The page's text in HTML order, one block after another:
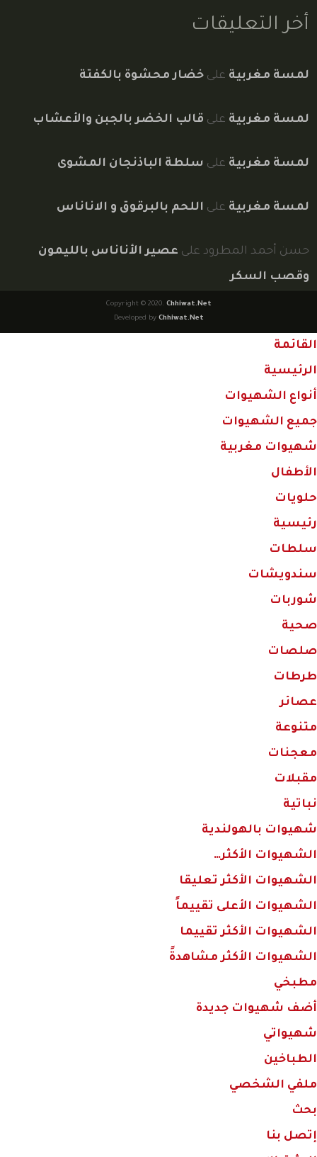
أخر التعليقات
لمسة مغربية علىخضار محشوة بالكفتة
لمسة مغربية على قالب الخضر بالجبن والأعشاب
لمسة مغربية على سلطة الباذنجان المشوى
لمسة مغربية على اللحم بالبرقوق و الاناناس
حسن أحمد المطرود على عصير الأناناس بالليمون
وقصب السكر
Copyright © 2020. Chhiwat.Net
Developed by Chhiwat.Net
القائمة
الرئيسية
أنواع الشهيوات
جميع الشهيوات
شهيوات مغربية
الأطفال
حلويات
رئيسية
سلطات
سندويشات
شوربات
صحية
صلصات
طرطات
عصائر
متنوعة
معجنات
مقبلات
نباتية
شهيوات بالهولندية
الشهيوات الأكثر…
الشهيوات الأكثر تعليقا
الشهيوات الأعلى تقييماً
الشهيوات الأكثر تقييما
الشهيوات الأكثر مشاهدةً
مطبخي
أضف شهيوات جديدة
شهيواتي
الطباخين
ملفي الشخصي
بحث
إتصل بنا